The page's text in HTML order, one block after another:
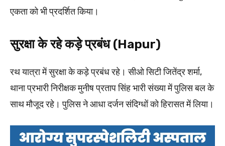
एकता को भी प्रदर्शित किया।
सुरक्षा के रहे कड़े प्रबंध (Hapur)
रथ यात्रा में सुरक्षा के कड़े प्रबंध रहे। सीओ सिटी जितेंद्र शर्मा,
थाना प्रभारी निरीक्षक मुनीष प्रताप सिंह भारी संख्या में पुलिस बल के
साथ मौजूद रहे। पुलिस ने आधा दर्जन संदिग्धों को हिरासत में लिया।